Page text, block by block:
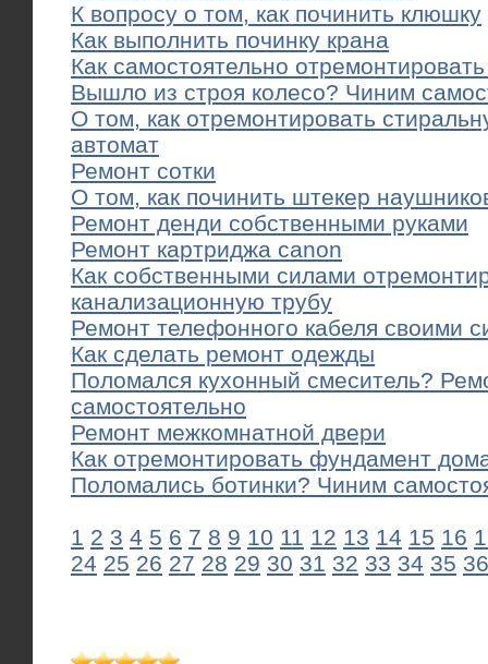
К вопросу о том, как починить клюшку
Как выполнить починку крана
Как самостоятельно
Вышло из строя колесо? Чиним
О том, как отремонтировать
автомат
Ремонт сотки
О том, как починить штекер
Ремонт денди собственными руками
Ремонт картриджа canon
Как собственными силами
канализационную трубу
Ремонт телефонного кабеля своими
Как сделать ремонт одежды
Поломался кухонный смеситель?
самостоятельно
Ремонт межкомнатной двери
Как отремонтировать фундамент
Поломались ботинки? Чиним
1 2 3 4 5 6 7 8 9 10 11 12 13 14 15 16
24 25 26 27 28 29 30 31 32 33 34 35 36